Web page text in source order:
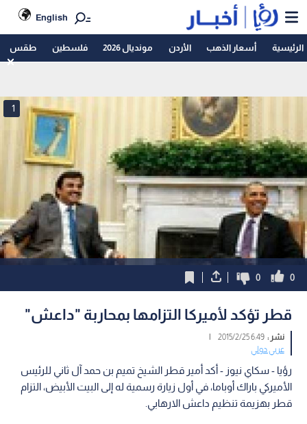
English
الرئيسية أسعار الذهب الأردن مونديال 2026 فلسطين طقس
1
0
0
قطر تؤكد لأميركا التزامها بمحاربة "داعش"
نشر :6:49 2015/2/25
|
عربي دولي
رؤيا - سكاي نيوز - أكد أمير قطر الشيخ تميم بن حمد آل ثاني للرئيس
الأميركي باراك أوباما، في أول زيارة رسمية له إلى البيت الأبيض، التزام
قطر بهزيمة تنظيم داعش الارهابي.